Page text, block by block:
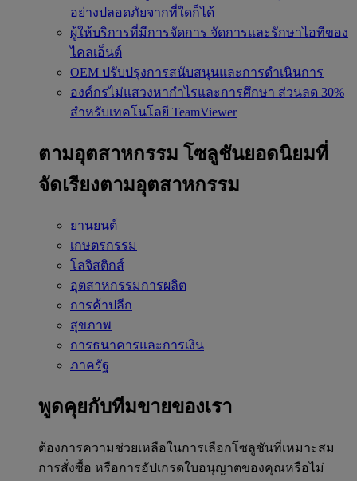
อย่างปลอดภัยจากที่ใดก็ได้
ผู้ให้บริการที่มีการจัดการ จัดการและรักษาไอทีของ
ไคลเอ็นต์
OEM ปรับปรุงการสนับสนุนและการดำเนินการ
องค์กรไม่แสวงหากำไรและการศึกษา ส่วนลด 30%
สำหรับเทคโนโลยี TeamViewer
ตามอุตสาหกรรม โซลูชันยอดนิยมที่
จัดเรียงตามอุตสาหกรรม
ยานยนต์
เกษตรกรรม
โลจิสติกส์
อุตสาหกรรมการผลิต
การค้าปลีก
สุขภาพ
การธนาคารและการเงิน
ภาครัฐ
พูดคุยกับทีมขายของเรา
ต้องการความช่วยเหลือในการเลือกโซลูชันที่เหมาะสม
การสั่งซื้อ หรือการอัปเกรดใบอนุญาตของคุณหรือไม่